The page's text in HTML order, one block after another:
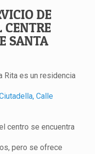
DE
CENTRE
SANTA
Rita es un residencia
Calle
centro se encuentra
pero se ofrece